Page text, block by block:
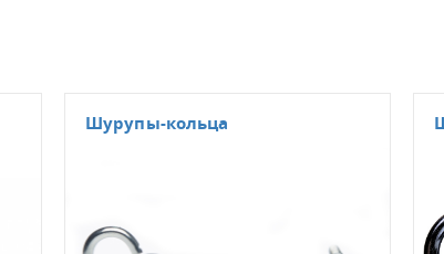
Шурупы-кольца